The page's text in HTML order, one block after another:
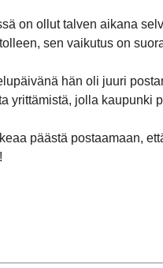
on ollut talven aikana
sen vaikutus on
hän oli juuri
yrittämistä, jolla kaupunki
päästä postaamaan,